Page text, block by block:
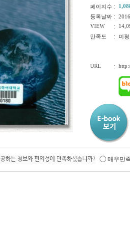
페이지수 :
등록날짜 :
VIEW
:
만족도
: 미
URL :
매우만